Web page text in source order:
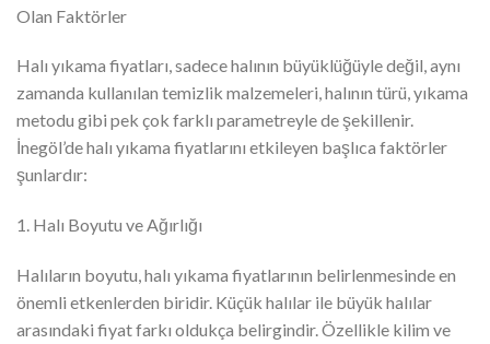
Olan Faktörler
Halı yıkama fiyatları, sadece halının büyüklüğüyle değil, aynı
zamanda kullanılan temizlik malzemeleri, halının türü, yıkama
metodu gibi pek çok farklı parametreyle de şekillenir.
İnegöl’de halı yıkama fiyatlarını etkileyen başlıca faktörler
şunlardır:
1. Halı Boyutu ve Ağırlığı
Halıların boyutu, halı yıkama fiyatlarının belirlenmesinde en
önemli etkenlerden biridir. Küçük halılar ile büyük halılar
arasındaki fiyat farkı oldukça belirgindir. Özellikle kilim ve